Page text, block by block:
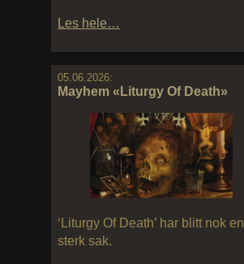
Les hele…
05.06.2026:
Mayhem «Liturgy Of Death»
‘Liturgy Of Death’ har blitt nok en
sterk sak.